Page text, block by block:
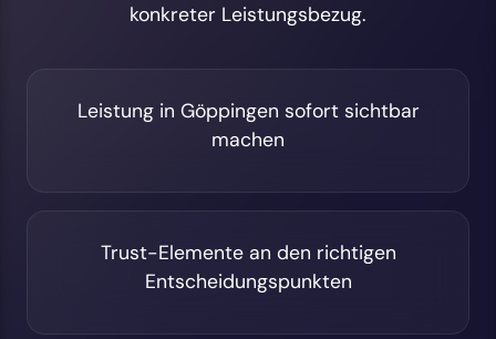
konkreter Leistungsbezug.
Leistung in Göppingen sofort sichtbar
machen
Trust-Elemente an den richtigen
Entscheidungspunkten